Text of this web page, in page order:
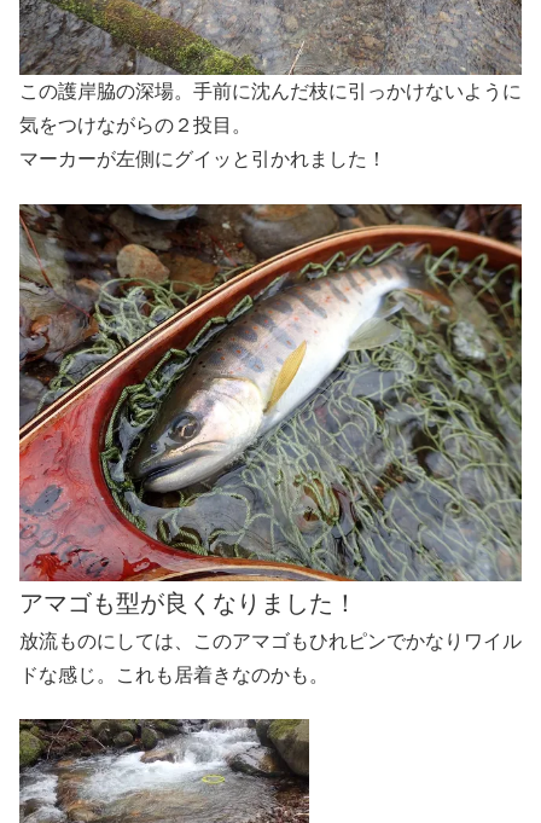
この護岸脇の深場。手前に沈んだ枝に引っかけないように
気をつけながらの２投目。
マーカーが左側にグイッと引かれました！
アマゴも型が良くなりました！
放流ものにしては、このアマゴもひれピンでかなりワイル
ドな感じ。これも居着きなのかも。